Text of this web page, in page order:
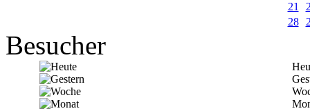
21
28
Besucher